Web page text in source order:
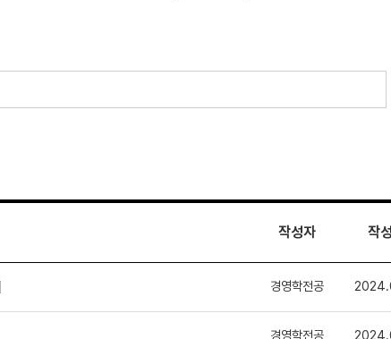
작성자 작
경영학전공
경영학전공